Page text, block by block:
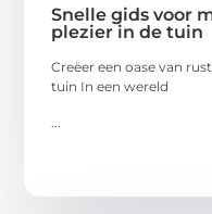
Snelle gids voor
plezier in de tuin
Creëer een oase van
tuin In een wereld